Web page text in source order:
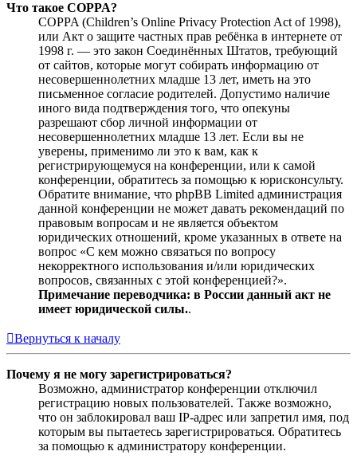
Что такое COPPA?
COPPA (Children’s Online Privacy Protection Act of 1998),
или Акт о защите частных прав ребёнка в интернете от
1998 г. — это закон Соединённых Штатов, требующий
от сайтов, которые могут собирать информацию от
несовершеннолетних младше 13 лет, иметь на это
письменное согласие родителей. Допустимо наличие
иного вида подтверждения того, что опекуны
разрешают сбор личной информации от
несовершеннолетних младше 13 лет. Если вы не
уверены, применимо ли это к вам, как к
регистрирующемуся на конференции, или к самой
конференции, обратитесь за помощью к юрисконсульту.
Обратите внимание, что phpBB Limited администрация
данной конференции не может давать рекомендаций по
правовым вопросам и не является объектом
юридических отношений, кроме указанных в ответе на
вопрос «С кем можно связаться по вопросу
некорректного использования и/или юридических
вопросов, связанных с этой конференцией?».
Примечание переводчика: в России данный акт не
имеет юридической силы..
Вернуться к началу
Почему я не могу зарегистрироваться?
Возможно, администратор конференции отключил
регистрацию новых пользователей. Также возможно,
что он заблокировал ваш IP-адрес или запретил имя, под
которым вы пытаетесь зарегистрироваться. Обратитесь
за помощью к администратору конференции.